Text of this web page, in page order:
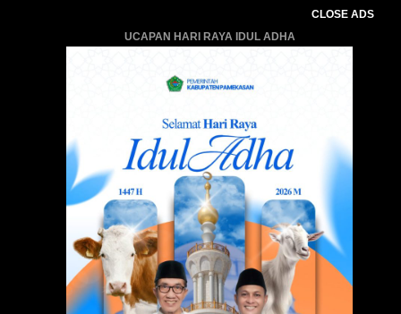
CLOSE ADS
UCAPAN HARI RAYA IDUL ADHA